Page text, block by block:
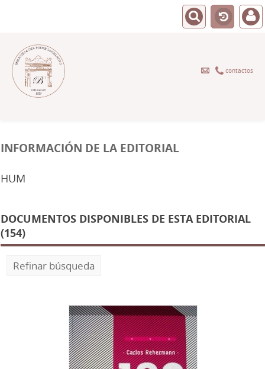
contactos
INFORMACIÓN DE LA EDITORIAL
HUM
DOCUMENTOS DISPONIBLES DE ESTA EDITORIAL
(154)
Refinar búsqueda